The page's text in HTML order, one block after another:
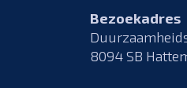
Bezoekadres
8094 SB